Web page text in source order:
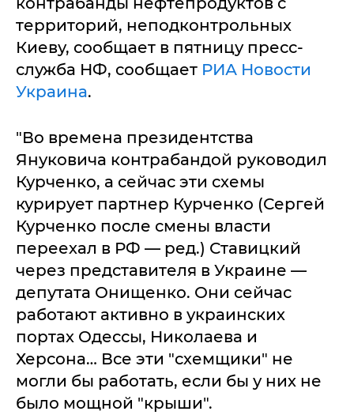
территорий, неподконтрольных
Киеву, сообщает в пятницу пресс-
служба НФ, сообщает РИА Новости
Украина.
"Во времена президентства
Януковича контрабандой руководил
Курченко, а сейчас эти схемы
курирует партнер Курченко (Сергей
Курченко после смены власти
переехал в РФ — ред.) Ставицкий
через представителя в Украине —
депутата Онищенко. Они сейчас
работают активно в украинских
портах Одессы, Николаева и
Херсона… Все эти "схемщики" не
могли бы работать, если бы у них не
было мощной "крыши".